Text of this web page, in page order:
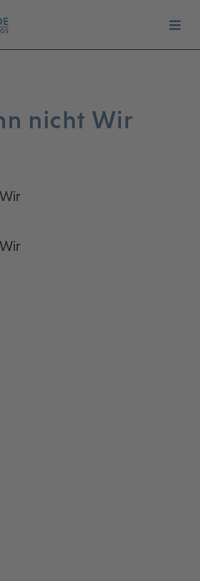
nicht Wir